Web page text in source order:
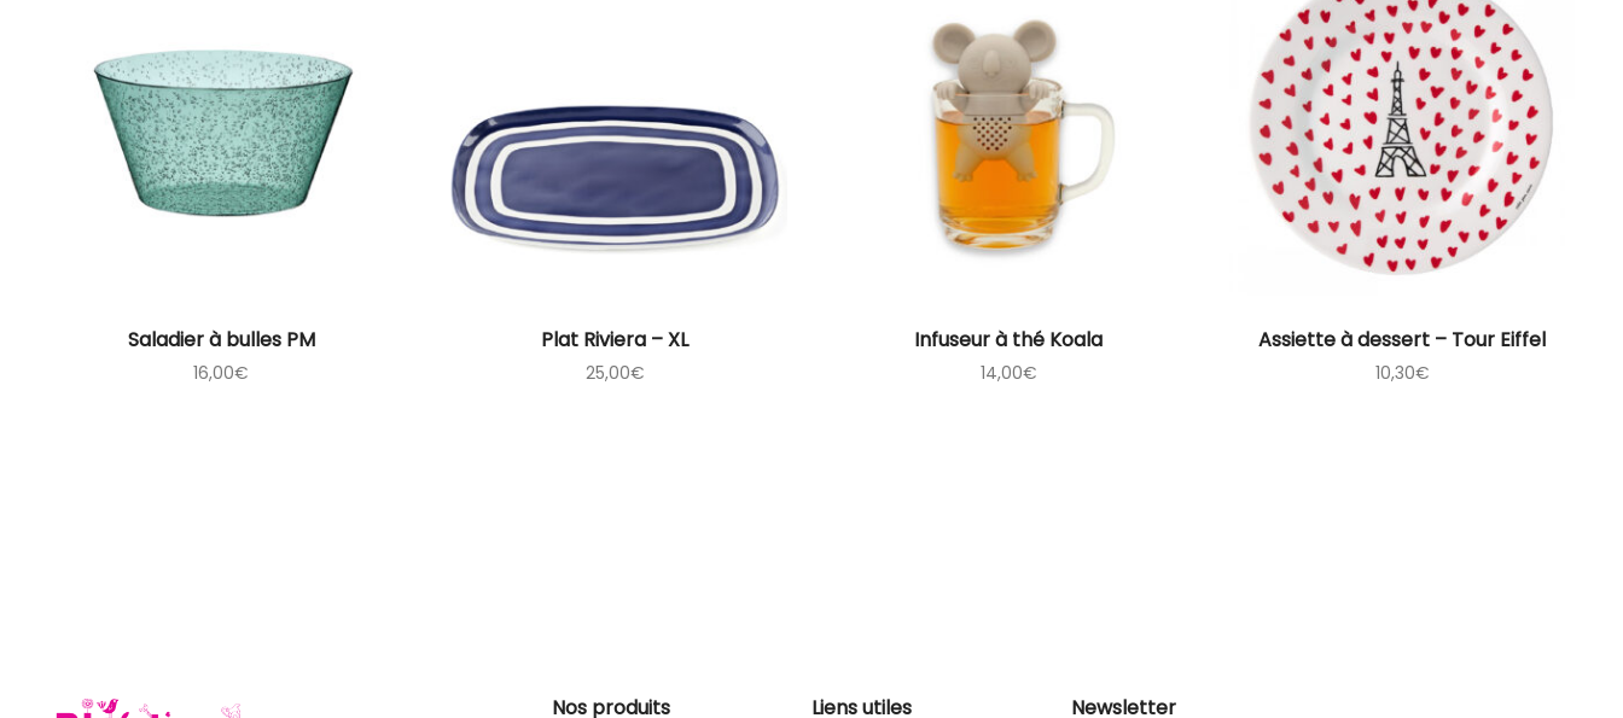
Saladier à bulles PM
16,00€
Plat Riviera – XL
25,00€
Infuseur à thé Koala
14,00€
Assiette à dessert – Tour Eiffel
10,30€
Nos produits Liens utiles Newsletter